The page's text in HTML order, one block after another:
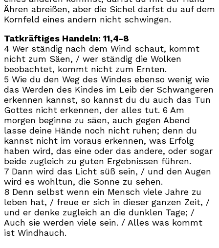
Ähren abreißen, aber die Sichel darfst du auf dem
Kornfeld eines andern nicht schwingen.
Tatkräftiges Handeln: 11,4-8
4 Wer ständig nach dem Wind schaut, kommt
nicht zum Säen, / wer ständig die Wolken
beobachtet, kommt nicht zum Ernten.
5 Wie du den Weg des Windes ebenso wenig wie
das Werden des Kindes im Leib der Schwangeren
erkennen kannst, so kannst du du auch das Tun
Gottes nicht erkennen, der alles tut. 6 Am
morgen beginne zu säen, auch gegen Abend
lasse deine Hände noch nicht ruhen; denn du
kannst nicht im voraus erkennen, was Erfolg
haben wird, das eine oder das andere, oder sogar
beide zugleich zu guten Ergebnissen führen.
7 Dann wird das Licht süß sein, / und den Augen
wird es wohltun, die Sonne zu sehen.
8 Denn selbst wenn ein Mensch viele Jahre zu
leben hat, / freue er sich in dieser ganzen Zeit, /
und er denke zugleich an die dunklen Tage; /
Auch sie werden viele sein. / Alles was kommt
ist Windhauch.